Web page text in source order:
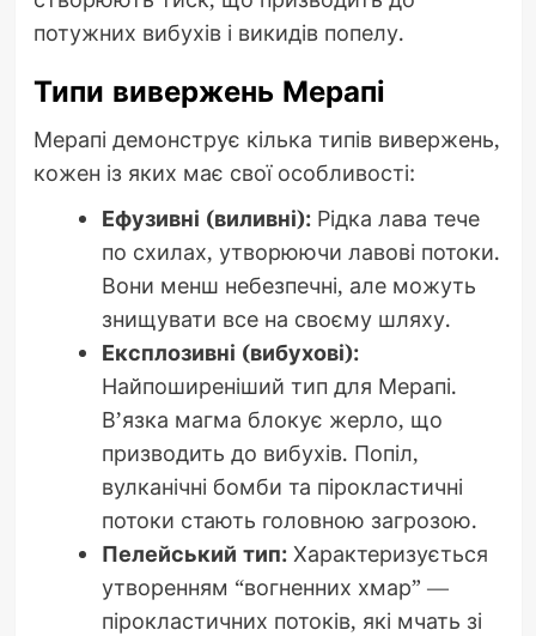
потужних вибухів і викидів попелу.
Типи вивержень Мерапі
Мерапі демонструє кілька типів вивержень,
кожен із яких має свої особливості:
Ефузивні (виливні):Рідка лава тече
по схилах, утворюючи лавові потоки.
Вони менш небезпечні, але можуть
знищувати все на своєму шляху.
Експлозивні (вибухові):
Найпоширеніший тип для Мерапі.
В’язка магма блокує жерло, що
призводить до вибухів. Попіл,
вулканічні бомби та пірокластичні
потоки стають головною загрозою.
Пелейський тип:Характеризується
утворенням “вогненних хмар” —
пірокластичних потоків, які мчать зі